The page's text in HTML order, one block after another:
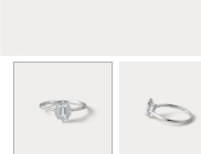
誕生石